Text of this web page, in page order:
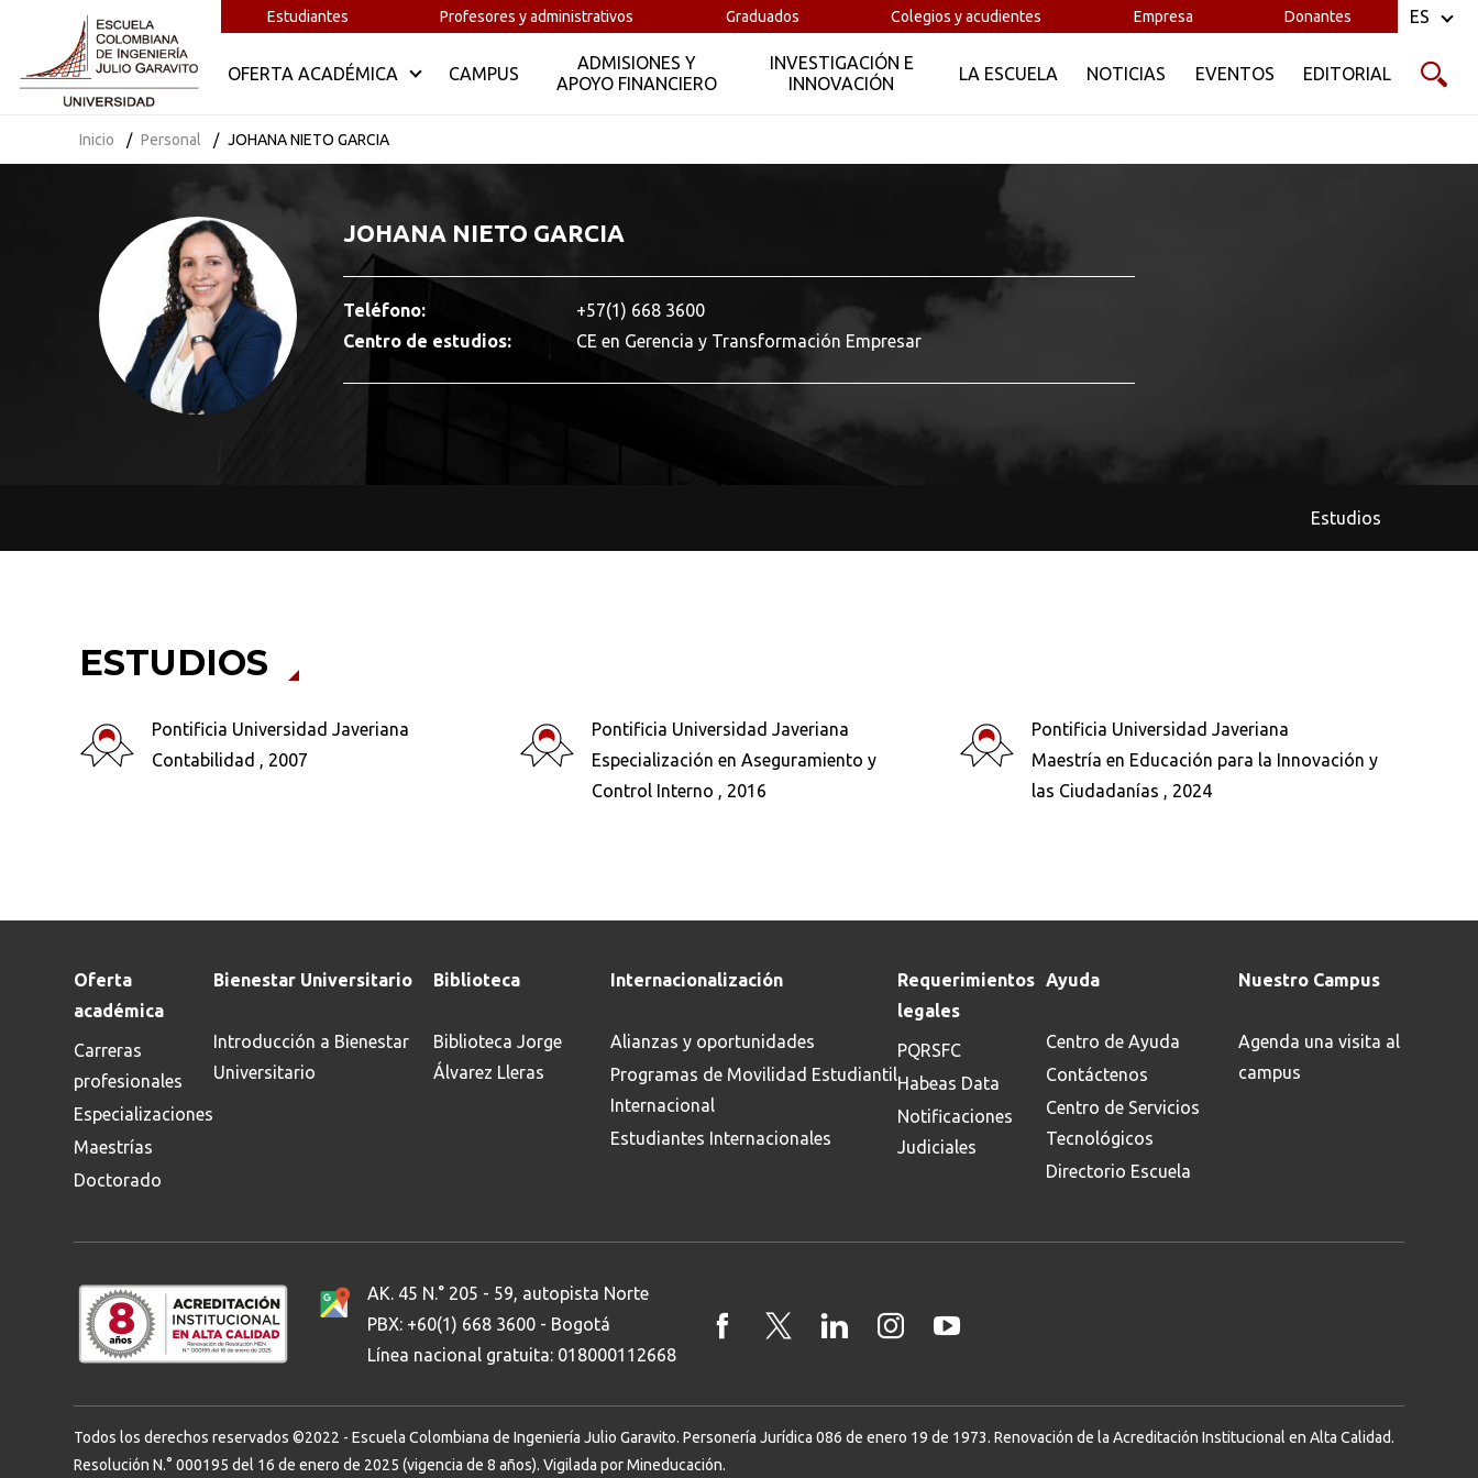
Estudiantes Profesores y administrativos Graduados Colegios y acudientes Empresa Donantes
OFERTA ACADÉMICA CAMPUS
ADMISIONES Y
APOYO FINANCIERO
INVESTIGACIÓN E
INNOVACIÓN
LA ESCUELA NOTICIAS EVENTOS EDITORIAL
ES
Inicio Personal JOHANA NIETO GARCIA
JOHANA NIETO GARCIA
Teléfono:
+57(1) 668 3600
Centro de estudios:
CE en Gerencia y Transformación Empresar
Estudios
ESTUDIOS
Pontificia Universidad Javeriana
Contabilidad , 2007
Pontificia Universidad Javeriana
Especialización en Aseguramiento y
Control Interno , 2016
Pontificia Universidad Javeriana
Maestría en Educación para la Innovación y
las Ciudadanías , 2024
¿Qué buscas? Buscar en: *
Oferta
académica
Carreras
profesionales
Especializaciones
Maestrías
Doctorado
Bienestar Universitario
Introducción a Bienestar
Universitario
Biblioteca
Biblioteca Jorge
Álvarez Lleras
Internacionalización
Alianzas y oportunidades
Programas de Movilidad Estudiantil
Internacional
Estudiantes Internacionales
Requerimientos
legales
PQRSFC
Habeas Data
Notificaciones
Judiciales
Ayuda
Centro de Ayuda
Contáctenos
Centro de Servicios
Tecnológicos
Directorio Escuela
Nuestro Campus
Agenda una visita al
campus
AK. 45 N.° 205 - 59, autopista Norte
PBX: +60(1) 668 3600 - Bogotá
Línea nacional gratuita: 018000112668
Todos los derechos reservados ©2022 - Escuela Colombiana de Ingeniería Julio Garavito. Personería Jurídica 086 de enero 19 de 1973. Renovación de la Acreditación Institucional en Alta Calidad.
Resolución N.° 000195 del 16 de enero de 2025 (vigencia de 8 años). Vigilada por Mineducación.